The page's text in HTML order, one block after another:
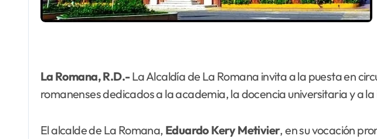
La Romana, R.D.-La Alcaldía de La Romana invita a la puesta en
romanenses dedicados a la academia, la docencia universitaria y a
El alcalde de La Romana, Eduardo Kery Metivier, en su vocación